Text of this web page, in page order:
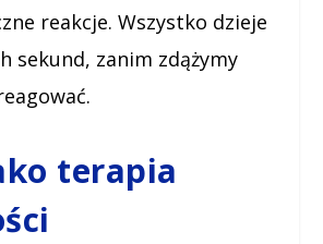
reakcje. Wszystko dzieje
sekund, zanim zdążymy
terapia